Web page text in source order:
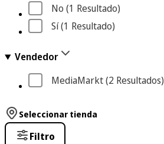
No (1 Resultado)
Sí (1 Resultado)
Vendedor
MediaMarkt (2 Resultados)
Seleccionar tienda
Filtro